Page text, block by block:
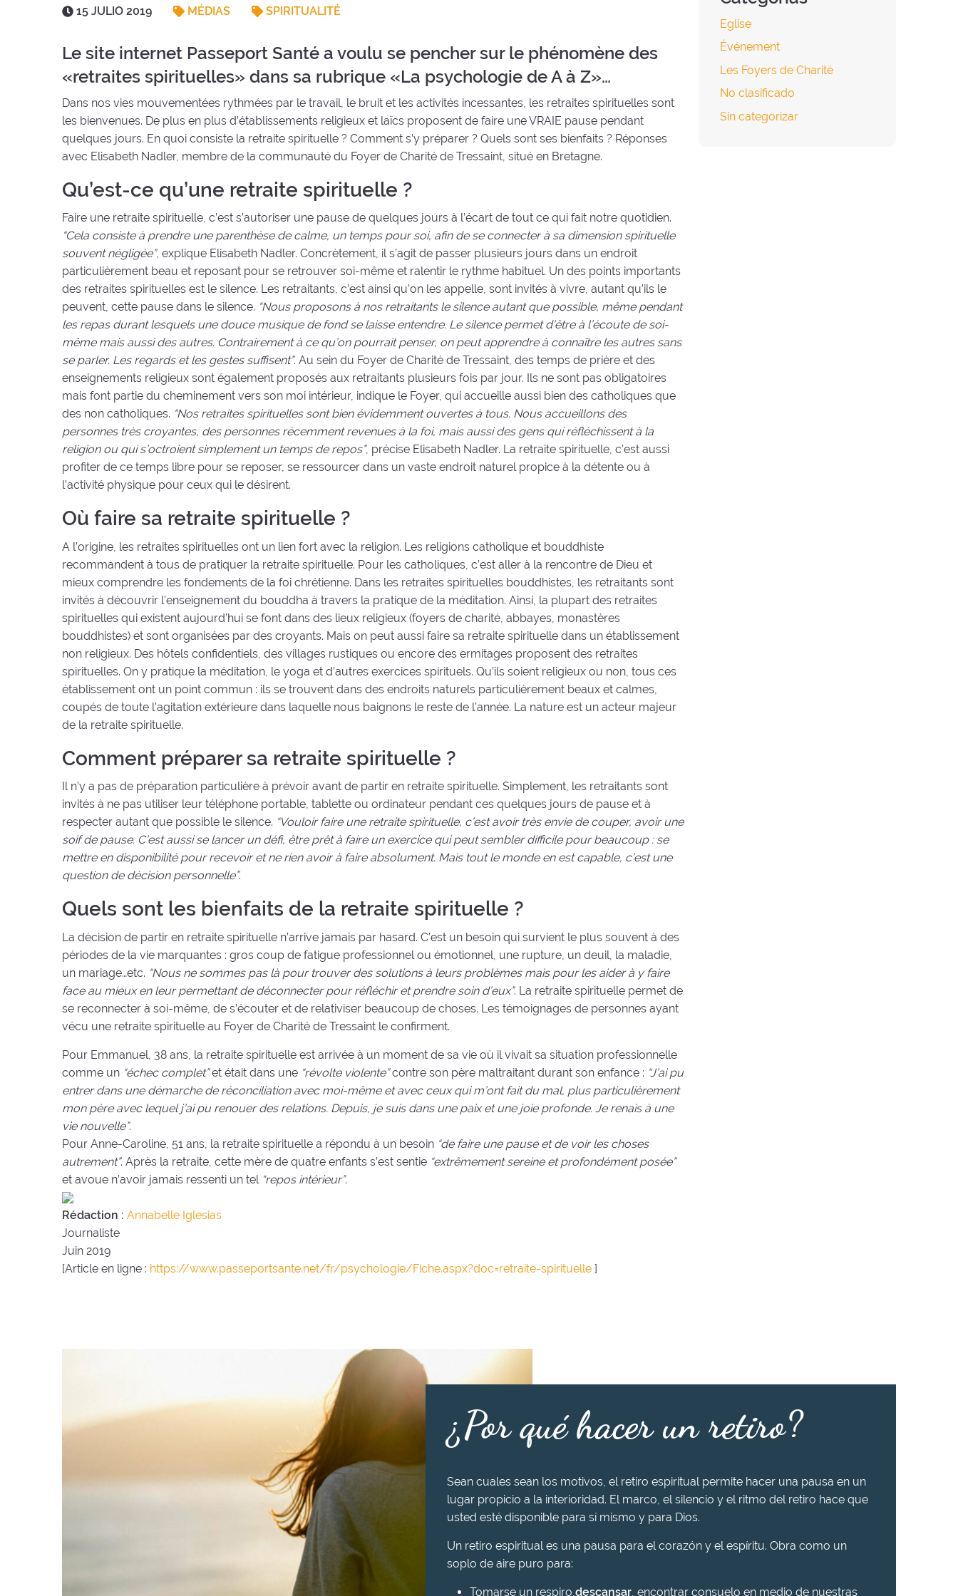
Fecha
15 JULIO 2019 MÉDIAS SPIRITUALITÉ
Le site internet Passeport Santé a voulu se pencher sur le phénomène des
«retraites spirituelles» dans sa rubrique «La psychologie de A à Z»…
Dans nos vies mouvementées rythmées par le travail, le bruit et les activités incessantes, les retraites spirituelles sont
les bienvenues. De plus en plus d’établissements religieux et laïcs proposent de faire une VRAIE pause pendant
quelques jours. En quoi consiste la retraite spirituelle ? Comment s’y préparer ? Quels sont ses bienfaits ? Réponses
avec Elisabeth Nadler, membre de la communauté du Foyer de Charité de Tressaint, situé en Bretagne.
Qu’est-ce qu’une retraite spirituelle ?
Faire une retraite spirituelle, c’est s’autoriser une pause de quelques jours à l’écart de tout ce qui fait notre quotidien.
“Cela consiste à prendre une parenthèse de calme, un temps pour soi, afin de se connecter à sa dimension spirituelle
souvent négligée”, explique Elisabeth Nadler. Concrètement, il s’agit de passer plusieurs jours dans un endroit
particulièrement beau et reposant pour se retrouver soi-même et ralentir le rythme habituel. Un des points importants
des retraites spirituelles est le silence. Les retraitants, c’est ainsi qu’on les appelle, sont invités à vivre, autant qu’ils le
peuvent, cette pause dans le silence. “Nous proposons à nos retraitants le silence autant que possible, même pendant
les repas durant lesquels une douce musique de fond se laisse entendre. Le silence permet d’être à l’écoute de soi-
même mais aussi des autres. Contrairement à ce qu’on pourrait penser, on peut apprendre à connaître les autres sans
se parler. Les regards et les gestes suffisent”. Au sein du Foyer de Charité de Tressaint, des temps de prière et des
enseignements religieux sont également proposés aux retraitants plusieurs fois par jour. Ils ne sont pas obligatoires
mais font partie du cheminement vers son moi intérieur, indique le Foyer, qui accueille aussi bien des catholiques que
des non catholiques. “Nos retraites spirituelles sont bien évidemment ouvertes à tous. Nous accueillons des
personnes très croyantes, des personnes récemment revenues à la foi, mais aussi des gens qui réfléchissent à la
religion ou qui s’octroient simplement un temps de repos”, précise Elisabeth Nadler. La retraite spirituelle, c’est aussi
profiter de ce temps libre pour se reposer, se ressourcer dans un vaste endroit naturel propice à la détente ou à
l’activité physique pour ceux qui le désirent.
Où faire sa retraite spirituelle ?
A l’origine, les retraites spirituelles ont un lien fort avec la religion. Les religions catholique et bouddhiste
recommandent à tous de pratiquer la retraite spirituelle. Pour les catholiques, c’est aller à la rencontre de Dieu et
mieux comprendre les fondements de la foi chrétienne. Dans les retraites spirituelles bouddhistes, les retraitants sont
invités à découvrir l’enseignement du bouddha à travers la pratique de la méditation. Ainsi, la plupart des retraites
spirituelles qui existent aujourd’hui se font dans des lieux religieux (foyers de charité, abbayes, monastères
bouddhistes) et sont organisées par des croyants. Mais on peut aussi faire sa retraite spirituelle dans un établissement
non religieux. Des hôtels confidentiels, des villages rustiques ou encore des ermitages proposent des retraites
spirituelles. On y pratique la méditation, le yoga et d’autres exercices spirituels. Qu’ils soient religieux ou non, tous ces
établissement ont un point commun : ils se trouvent dans des endroits naturels particulièrement beaux et calmes,
coupés de toute l’agitation extérieure dans laquelle nous baignons le reste de l’année. La nature est un acteur majeur
de la retraite spirituelle.
Comment préparer sa retraite spirituelle ?
Il n’y a pas de préparation particulière à prévoir avant de partir en retraite spirituelle. Simplement, les retraitants sont
invités à ne pas utiliser leur téléphone portable, tablette ou ordinateur pendant ces quelques jours de pause et à
respecter autant que possible le silence. “Vouloir faire une retraite spirituelle, c’est avoir très envie de couper, avoir une
soif de pause. C’est aussi se lancer un défi, être prêt à faire un exercice qui peut sembler difficile pour beaucoup : se
mettre en disponibilité pour recevoir et ne rien avoir à faire absolument. Mais tout le monde en est capable, c’est une
question de décision personnelle”.
Quels sont les bienfaits de la retraite spirituelle ?
La décision de partir en retraite spirituelle n’arrive jamais par hasard. C’est un besoin qui survient le plus souvent à des
périodes de la vie marquantes : gros coup de fatigue professionnel ou émotionnel, une rupture, un deuil, la maladie,
un mariage…etc. “Nous ne sommes pas là pour trouver des solutions à leurs problèmes mais pour les aider à y faire
face au mieux en leur permettant de déconnecter pour réfléchir et prendre soin d’eux”. La retraite spirituelle permet de
se reconnecter à soi-même, de s’écouter et de relativiser beaucoup de choses. Les témoignages de personnes ayant
vécu une retraite spirituelle au Foyer de Charité de Tressaint le confirment.
Pour Emmanuel, 38 ans, la retraite spirituelle est arrivée à un moment de sa vie où il vivait sa situation professionnelle
comme un “échec complet”et était dans une “révolte violente”contre son père maltraitant durant son enfance : “J’ai pu
entrer dans une démarche de réconciliation avec moi-même et avec ceux qui m’ont fait du mal, plus particulièrement
mon père avec lequel j’ai pu renouer des relations. Depuis, je suis dans une paix et une joie profonde. Je renais à une
vie nouvelle”.
Pour Anne-Caroline, 51 ans, la retraite spirituelle a répondu à un besoin “de faire une pause et de voir les choses
autrement”. Après la retraite, cette mère de quatre enfants s’est sentie “extrêmement sereine et profondément posée”
et avoue n’avoir jamais ressenti un tel “repos intérieur”.
Rédaction : Annabelle Iglesias
Journaliste
Juin 2019
[Article en ligne : https://www.passeportsante.net/fr/psychologie/Fiche.aspx?doc=retraite-spirituelle ]
Eglise
Événement
Les Foyers de Charité
No clasificado
Sin categorizar
¿Por qué hacer un retiro?
Sean cuales sean los motivos, el retiro espiritual permite hacer una pausa en un
lugar propicio a la interioridad. El marco, el silencio y el ritmo del retiro hace que
usted esté disponible para sí mismo y para Dios.
Un retiro espiritual es una pausa para el corazón y el espíritu. Obra como un
soplo de aire puro para:
Tomarse un respiro, descansar , encontrar consuelo en medio de nuestras